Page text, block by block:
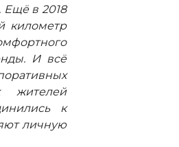
Ещё в 2018
километр
И всё
жителей
к
личную